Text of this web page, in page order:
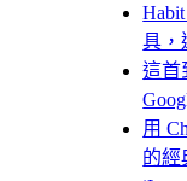
具，
這首
用
的經